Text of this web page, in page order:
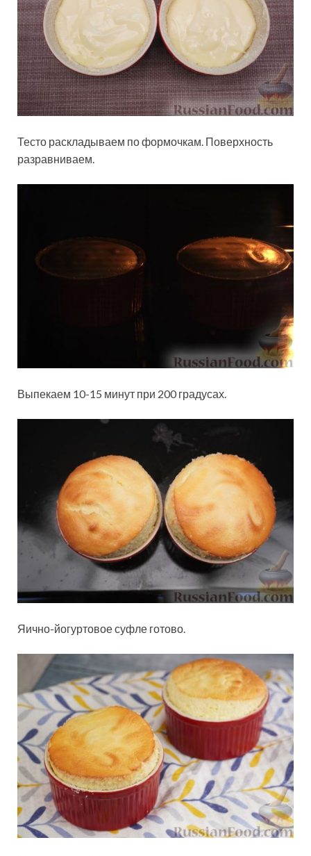
Тесто раскладываем по формочкам. Поверхность
разравниваем.
Выпекаем 10-15 минут при 200 градусах.
Яично-йогуртовое суфле готово.